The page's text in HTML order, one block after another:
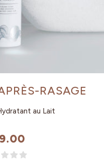
RASAGE
au Lait